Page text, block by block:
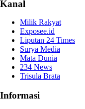
Kanal
Milik Rakyat
Exposee.id
Liputan 24 Times
Surya Media
Mata Dunia
234 News
Trisula Brata
Informasi